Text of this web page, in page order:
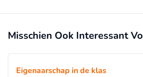
Misschien Ook Interessant
Eigenaarschap in de klas